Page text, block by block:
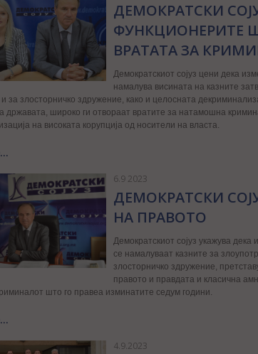
ДЕМОКРАТСКИ
ФУНКЦИОНЕРИТЕ
ВРАТАТА ЗА
Демократскиот сојуз цени дека
намалува висината на казните
за злосторничко здружение, како и целосната
државата, широко ги отвораат вратите за натамошна
на високата корупција од носители на власта.
6.9 2023
ДЕМОКРАТСКИ
НА ПРАВОТО
Демократскиот сојуз укажува дека
се намалуваат казните за
злосторничко здружение,
правото и правдата и класична
што го правеа изминатите седум години.
4.9.2023